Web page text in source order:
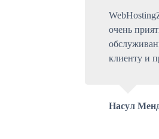
очень
клиенту и
Насул